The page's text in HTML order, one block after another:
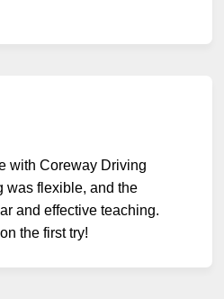
with Coreway Driving
was flexible, and the
and effective teaching.
the first try!